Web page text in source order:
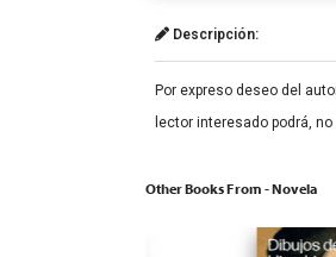
Descripción:
Por expreso deseo del
lector interesado podrá,
Other Books From - Novela